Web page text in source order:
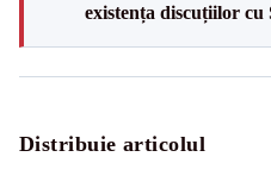
existența discuțiilor cu
Distribuie articolul